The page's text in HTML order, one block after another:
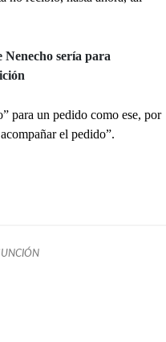
Nenecho sería para
para un pedido como ese, por
el pedido”.